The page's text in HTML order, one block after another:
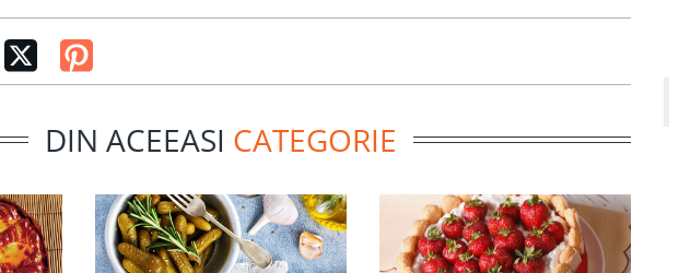
DIN ACEEASI CATEGORIE